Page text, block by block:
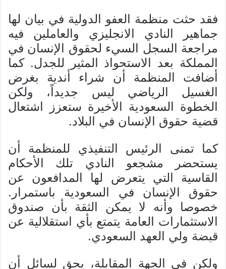
فقد حثت منظمة العفو الدولية في بيان لها
جماهير النادي الانجليزي والعاملين فيه
مراجعة السجل السيء لحقوق الإنسان في
المملكة بعد الاستحواذ المثير للجدل. كما
أضافت المنظمة أن شراء أندية بغرض
الغسيل الرياضي ليس جديداً، ولكن
الخطوة السعودية الأخيرة ستعزز اشتعال
قضية حقوق الإنسان في البلاد.
كما تمنى الرئيس التنفيذي للمنظمة أن
يستحضر مشجعو النادي تلك الأحكام
القاسية التي يتعرض لها المدافعون عن
حقوق الإنسان في السعودية باستمرار.
خصوصا وأنه لا يمكن الثقة بأن صندوق
الاستثمارات العامة يتمتع بأي استقلالية عن
قبضة ولي العهد السعودي.
ولكن في الجهة المقابلة، يحق لسائل أن